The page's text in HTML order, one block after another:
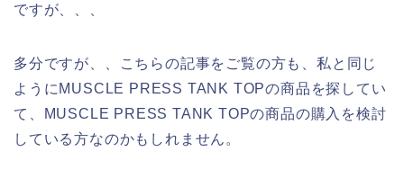
ですが、、、
多分ですが、、こちらの記事をご覧の方も、私と同じ
ようにMUSCLE PRESS TANK TOPの商品を探してい
て、MUSCLE PRESS TANK TOPの商品の購入を検討
している方なのかもしれません。